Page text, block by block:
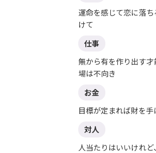
運命を感じて恋に落
けて
仕事
無から有を作り出す
場は不向き
お金
目標が定まれば財を
対人
人当たりはいいけれ